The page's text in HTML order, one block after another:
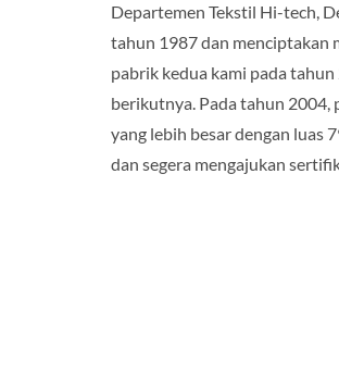
Departemen Tekstil Hi-tech,
tahun 1987 dan menciptakan
pabrik kedua kami pada
berikutnya. Pada tahun 2004,
yang lebih besar dengan luas
dan segera mengajukan